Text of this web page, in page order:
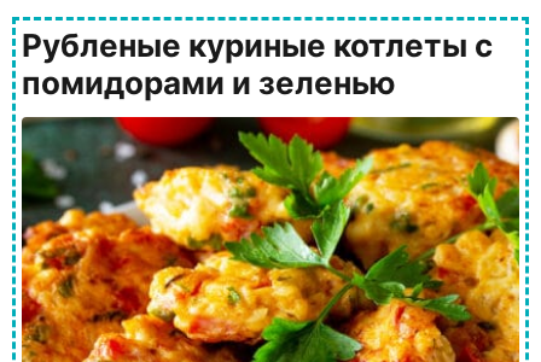
Рубленые куриные котлеты с
помидорами и зеленью